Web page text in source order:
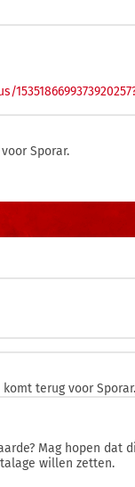
Sporar.
terug voor
Mag hopen dat
willen zetten.